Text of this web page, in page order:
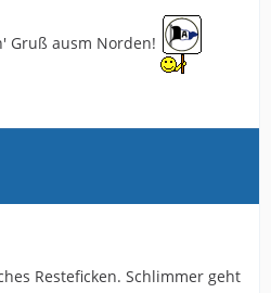
Alles toll, Hoffnung, 20.000
mal auweia.....
Ihr Arminen oder was.
Truppe stellt,
noch nicht klar zu sein:
Gruß ausm Norden!
Resteficken. Schlimmer geht